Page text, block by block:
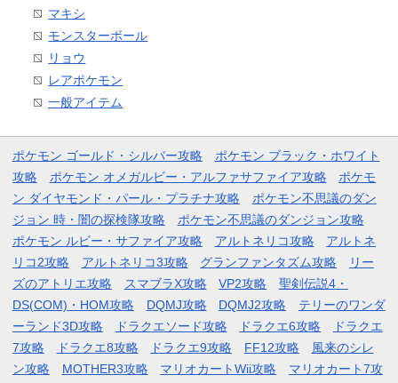
マキシ
モンスターボール
リョウ
レアポケモン
一般アイテム
ポケモン ゴールド・シルバー攻略
ポケモン ブラック・ホワイト
攻略
ポケモン オメガルビー・アルファサファイア攻略
ポケモ
ン ダイヤモンド・パール・プラチナ攻略
ポケモン不思議のダン
ジョン 時・闇の探検隊攻略
ポケモン不思議のダンジョン攻略
ポケモン ルビー・サファイア攻略
アルトネリコ攻略
アルトネ
リコ2攻略
アルトネリコ3攻略 グランファンタズム攻略
リー
ズのアトリエ攻略
スマブラX攻略 VP2攻略
聖剣伝説4・
DS(COM)・HOM攻略
DQMJ攻略 DQMJ2攻略
テリーのワンダ
ーランド3D攻略
ドラクエソード攻略 ドラクエ6攻略
ドラクエ
7攻略
ドラクエ8攻略 ドラクエ9攻略 FF12攻略
風来のシレ
ン攻略
MOTHER3攻略 マリオカートWii攻略 マリオカート7攻